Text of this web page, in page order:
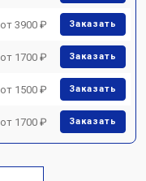
от 3900 ₽ Заказать
от 1700 ₽ Заказать
от 1500 ₽ Заказать
от 1700 ₽ Заказать